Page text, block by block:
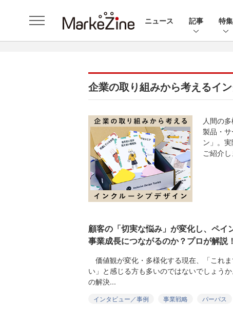
ニュース 記事 特集
企業の取り組みから考えるイ
人間の
製品・
ン」。
ご紹介し
顧客の「切実な悩み」が変化し、ペイ
事業成長につながるのか？プロが解説！
価値観が変化・多様化する現在、「これ
い」と感じる方も多いのではないでしょう
の解決...
インタビュー／事例 事業戦略 パーパス